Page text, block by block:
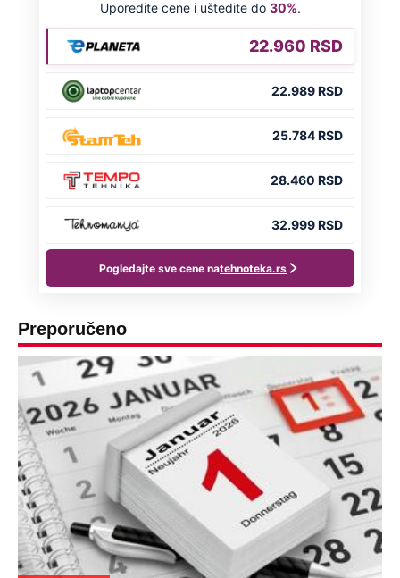
Preporučeno